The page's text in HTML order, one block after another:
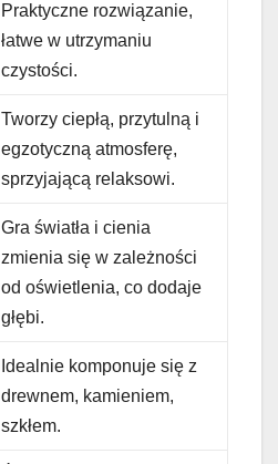
Praktyczne rozwiązanie,
łatwe w utrzymaniu
czystości.
Tworzy ciepłą, przytulną i
egzotyczną atmosferę,
sprzyjającą relaksowi.
Gra światła i cienia
zmienia się w zależności
od oświetlenia, co dodaje
głębi.
Idealnie komponuje się z
drewnem, kamieniem,
szkłem.